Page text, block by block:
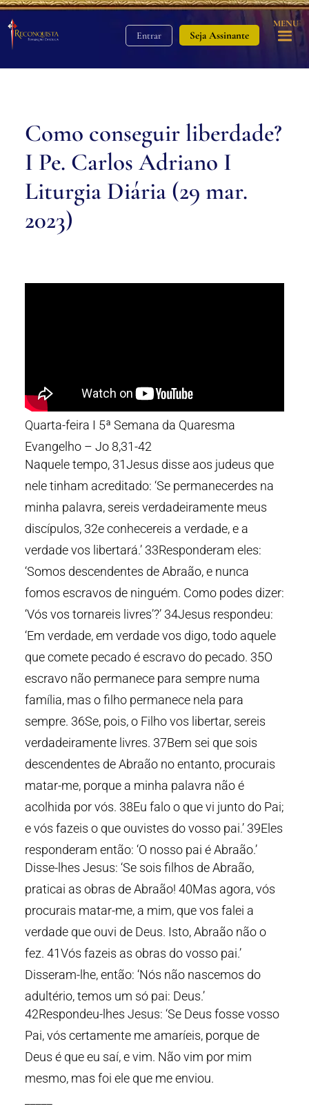
Entrar Seja Assinante
MENU
Como conseguir liberdade?
I Pe. Carlos Adriano I
Liturgia Diária (29 mar.
2023)
Quarta-feira I 5ª Semana da Quaresma
Evangelho – Jo 8,31-42
Naquele tempo, 31Jesus disse aos judeus que
nele tinham acreditado: ‘Se permanecerdes na
minha palavra, sereis verdadeiramente meus
discípulos, 32e conhecereis a verdade, e a
verdade vos libertará.’ 33Responderam eles:
‘Somos descendentes de Abraão, e nunca
fomos escravos de ninguém. Como podes dizer:
‘Vós vos tornareis livres’?’ 34Jesus respondeu:
‘Em verdade, em verdade vos digo, todo aquele
que comete pecado é escravo do pecado. 35O
escravo não permanece para sempre numa
família, mas o filho permanece nela para
sempre. 36Se, pois, o Filho vos libertar, sereis
verdadeiramente livres. 37Bem sei que sois
descendentes de Abraão no entanto, procurais
matar-me, porque a minha palavra não é
acolhida por vós. 38Eu falo o que vi junto do Pai;
e vós fazeis o que ouvistes do vosso pai.’ 39Eles
responderam então: ‘O nosso pai é Abraão.’
Disse-lhes Jesus: ‘Se sois filhos de Abraão,
praticai as obras de Abraão! 40Mas agora, vós
procurais matar-me, a mim, que vos falei a
verdade que ouvi de Deus. Isto, Abraão não o
fez. 41Vós fazeis as obras do vosso pai.’
Disseram-lhe, então: ‘Nós não nascemos do
adultério, temos um só pai: Deus.’
42Respondeu-lhes Jesus: ‘Se Deus fosse vosso
Pai, vós certamente me amaríeis, porque de
Deus é que eu saí, e vim. Não vim por mim
mesmo, mas foi ele que me enviou.